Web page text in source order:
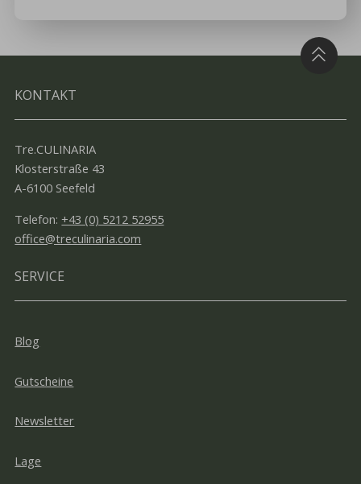
KONTAKT
Tre.CULINARIA
Klosterstraße 43
A-6100 Seefeld
Telefon: +43 (0) 5212 52955
office@treculinaria.com
SERVICE
Blog
Gutscheine
Newsletter
Lage